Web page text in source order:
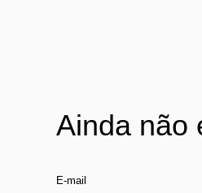
Ainda não
E-mail